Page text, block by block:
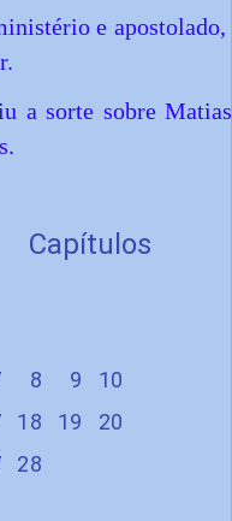
e apostolado,
a sorte sobre
Capítulos
8 9
10
18 19
20
28